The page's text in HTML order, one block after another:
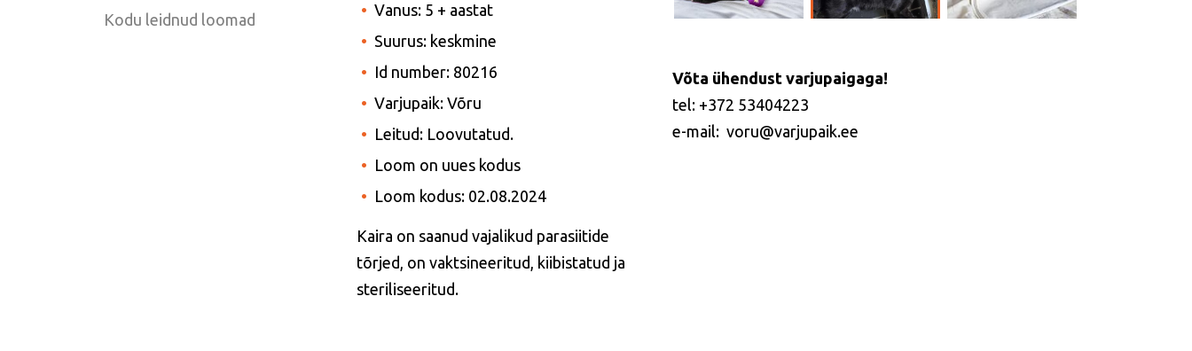
Kodu leidnud loomad
Vanus: 5 + aastat
Suurus: keskmine
Id number: 80216
Varjupaik: Võru
Leitud: Loovutatud.
Loom on uues kodus
Loom kodus: 02.08.2024
Kaira on saanud vajalikud parasiitide
tõrjed, on vaktsineeritud, kiibistatud ja
steriliseeritud.
Võta ühendust varjupaigaga!
tel: +372 53404223
e-mail: voru@varjupaik.ee